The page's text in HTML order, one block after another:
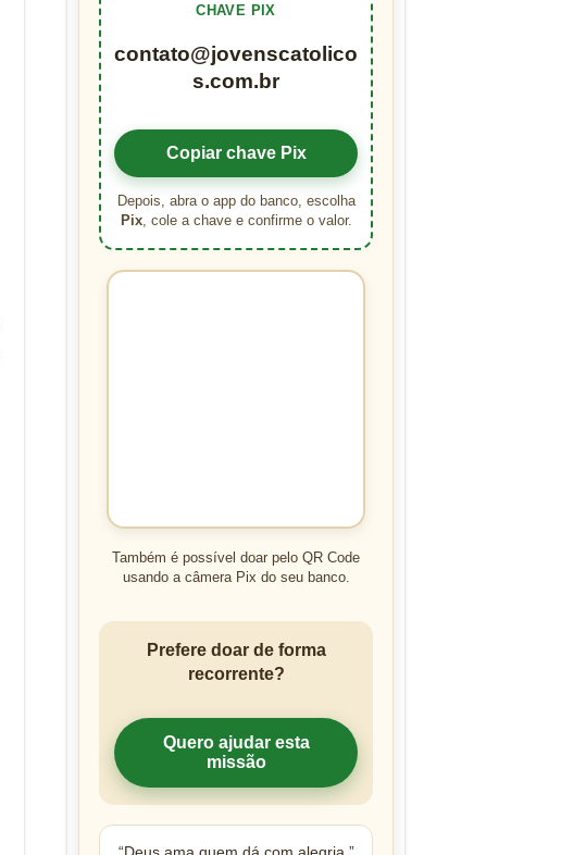
CHAVE PIX
contato@jovenscatolico
s.com.br
Copiar chave Pix
Depois, abra o app do banco, escolha
Pix, cole a chave e confirme o valor.
Também é possível doar pelo QR Code
usando a câmera Pix do seu banco.
Prefere doar de forma
recorrente?
Quero ajudar esta
missão